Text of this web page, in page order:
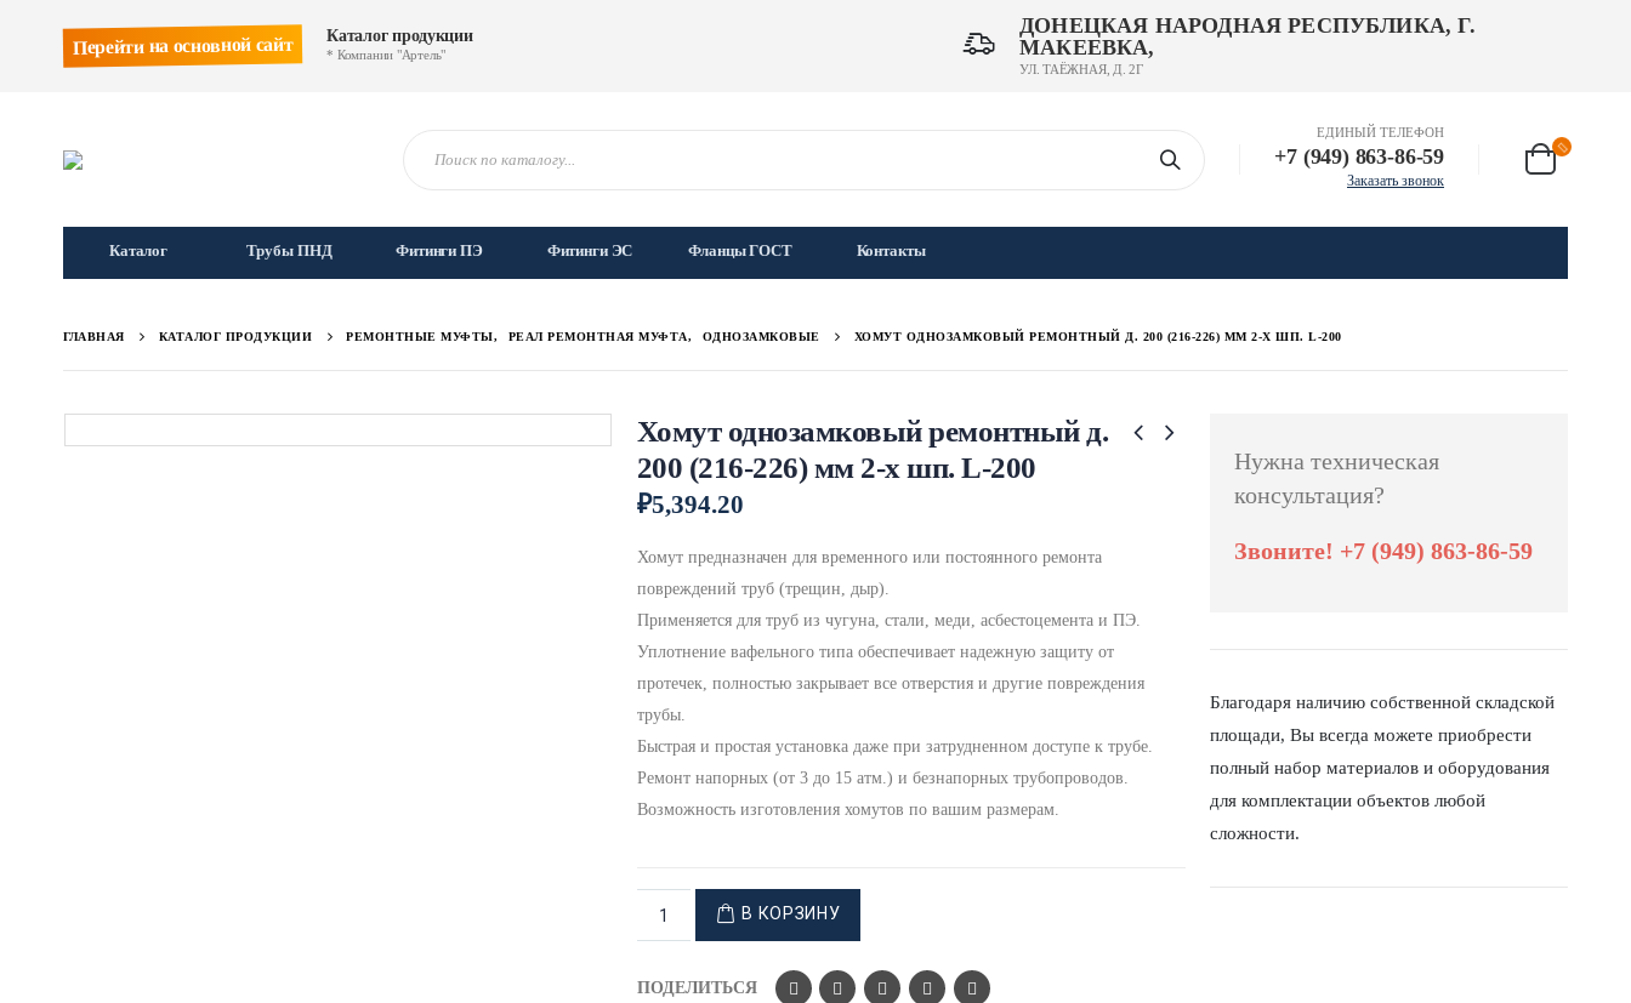
ДОНЕЦКАЯ НАРОДНАЯ РЕСПУБЛИКА, Г.
МАКЕЕВКА,
УЛ. ТАЁЖНАЯ, Д. 2Г
Перейти на основной сайт Каталог продукции
* Компании "Артель"
ЕДИНЫЙ ТЕЛЕФОН
+7 (949) 863-86-59
Заказать звонок
Каталог Трубы ПНД Фитинги ПЭ Фитинги ЭС Фланцы ГОСТ Контакты
ГЛАВНАЯ КАТАЛОГ ПРОДУКЦИИ РЕМОНТНЫЕ МУФТЫ, РЕАЛ РЕМОНТНАЯ МУФТА, ОДНОЗАМКОВЫЕ ХОМУТ ОДНОЗАМКОВЫЙ РЕМОНТНЫЙ Д. 200 (216-226) ММ 2-Х ШП. L-200
Хомут однозамковый ремонтный д.
200 (216-226) мм 2-х шп. L-200
₽5,394.20
Хомут предназначен для временного или постоянного ремонта
повреждений труб (трещин, дыр).
Применяется для труб из чугуна, стали, меди, асбестоцемента и ПЭ.
Уплотнение вафельного типа обеспечивает надежную защиту от
протечек, полностью закрывает все отверстия и другие повреждения
трубы.
Быстрая и простая установка даже при затрудненном доступе к трубе.
Ремонт напорных (от 3 до 15 атм.) и безнапорных трубопроводов.
Возможность изготовления хомутов по вашим размерам.
В КОРЗИНУ
ПОДЕЛИТЬСЯ
Нужна техническая
консультация?
Звоните! +7 (949) 863-86-59
Благодаря наличию собственной складской
площади, Вы всегда можете приобрести
полный набор материалов и оборудования
для комплектации объектов любой
сложности.